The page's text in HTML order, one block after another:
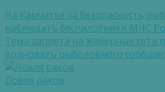
На Камчатке за безопасность
наблюдать беспилотники МЧС
Тема запрета на Жаберные сети
волновать рыболовного
Ловля раков